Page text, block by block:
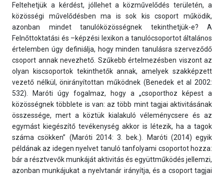
Feltehetjük a kérdést, jóllehet a közművelődés területén, a
közösségi művelődésben ma is sok kis csoport működik,
azonban mindet tanulóközösségnek tekinthetjük-e? A
Felnőttoktatási és –képzési lexikon a tanulócsoportot általános
értelemben úgy definiálja, hogy minden tanulásra szerveződő
csoport annak nevezhető. Szűkebb értelmezésben viszont az
olyan kiscsoportok tekinthetők annak, amelyek szakképzett
vezető nélkül, önirányítottan működnek (Benedek et al 2002:
532). Maróti úgy fogalmaz, hogy a „csoporthoz képest a
közösségnek többlete is van: az több mint tagjai aktivitásának
összessége, mert a köztük kialakuló véleménycsere és az
egymást kiegészítő tevékenység akkor is létezik, ha a tagok
száma csökken” (Maróti 2014: 3. bek.). Maróti (2014) egyik
példának az idegen nyelvet tanuló tanfolyami csoportot hozza:
bár a résztvevők munkáját aktivitás és együttműködés jellemzi,
azonban munkájukat a nyelvtanár irányítja, és a csoport tagjai